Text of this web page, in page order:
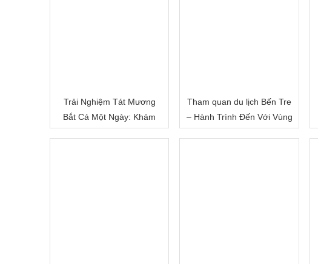
Trải Nghiệm Tát Mương
Bắt Cá Một Ngày: Khám
Tham quan du lịch Bến Tre
– Hành Trình Đến Với Vùng